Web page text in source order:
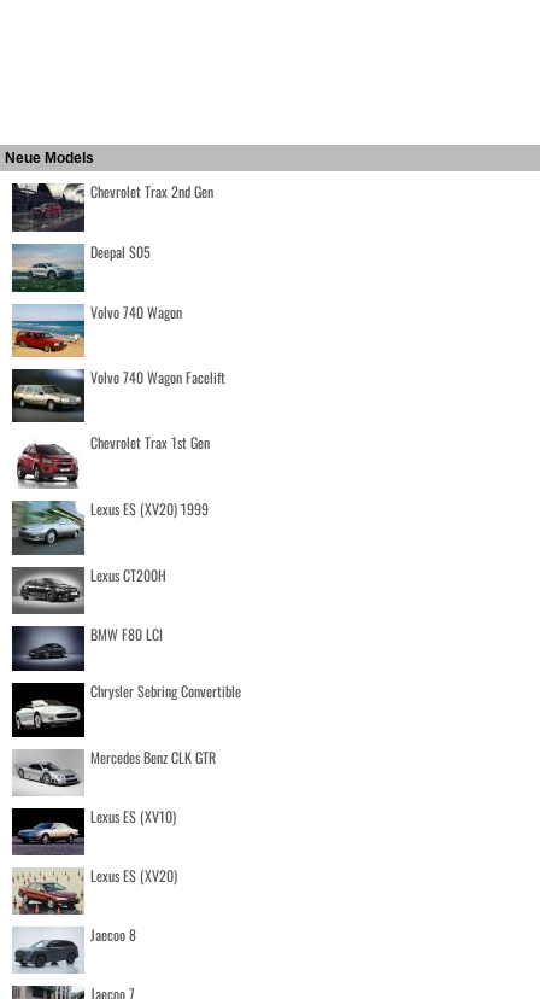
Neue Models
Chevrolet Trax 2nd Gen
Deepal S05
Volvo 740 Wagon
Volvo 740 Wagon Facelift
Chevrolet Trax 1st Gen
Lexus ES (XV20) 1999
Lexus CT200H
BMW F80 LCI
Chrysler Sebring Convertible
Mercedes Benz CLK GTR
Lexus ES (XV10)
Lexus ES (XV20)
Jaecoo 8
Jaecoo 7